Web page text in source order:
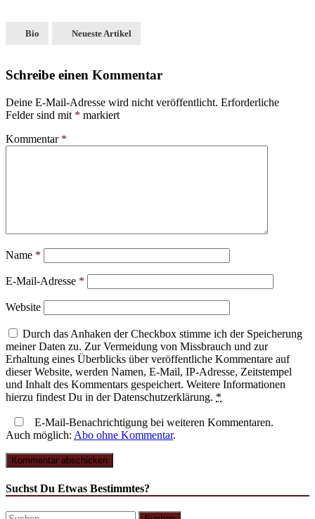
Bio Neueste Artikel
Schreibe einen Kommentar
Deine E-Mail-Adresse wird nicht veröffentlicht. Erforderliche
Felder sind mit * markiert
Kommentar *
Name *
E-Mail-Adresse *
Website
Durch das Anhaken der Checkbox stimme ich der Speicherung
meiner Daten zu. Zur Vermeidung von Missbrauch und zur
Erhaltung eines Überblicks über veröffentliche Kommentare auf
dieser Website, werden Namen, E-Mail, IP-Adresse, Zeitstempel
und Inhalt des Kommentars gespeichert. Weitere Informationen
hierzu findest Du in der Datenschutzerklärung. *
E-Mail-Benachrichtigung bei weiteren Kommentaren.
Auch möglich: Abo ohne Kommentar.
Suchst Du Etwas Bestimmtes?